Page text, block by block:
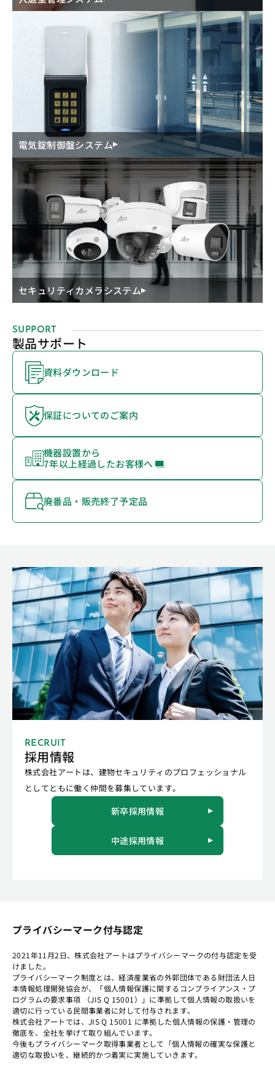
電気錠制御盤システム
セキュリティカメラシステム
SUPPORT
製品サポート
資料ダウンロード
保証についてのご案内
機器設置から
7年以上経過したお客様へ
廃番品・販売終了予定品
RECRUIT
採用情報
株式会社アートは、建物セキュリティのプロフェッショナル
としてともに働く仲間を募集しています。
新卒採用情報
中途採用情報
プライバシーマーク付与認定
2021年11月2日、株式会社アートはプライバシーマークの付与認定を受
けました。
プライバシーマーク制度とは、経済産業省の外郭団体である財団法人日
本情報処理開発協会が、「個人情報保護に関するコンプライアンス・プ
ログラムの要求事項 （JIS Q 15001）」に準拠して個人情報の取扱いを
適切に行っている民間事業者に対して付与されます。
株式会社アートでは、JIS Q 15001 に準拠した個人情報の保護・管理の
徹底を、全社を挙げて取り組んでいます。
今後もプライバシーマーク取得事業者として「個人情報の確実な保護と
適切な取扱いを、継続的かつ着実に実施していきます。